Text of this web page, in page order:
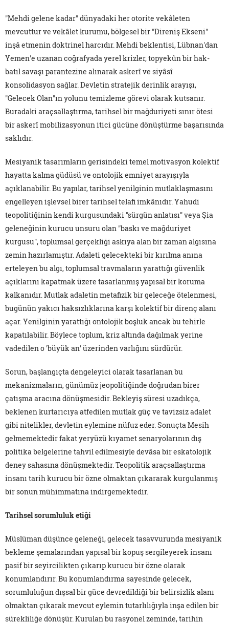
"Mehdi gelene kadar" dünyadaki her otorite vekâleten
mevcuttur ve vekâlet kurumu, bölgesel bir "Direniş Ekseni"
inşâ etmenin doktrinel harcıdır. Mehdi beklentisi, Lübnan'dan
Yemen'e uzanan coğrafyada yerel krizler, topyekûn bir hak-
batıl savaşı parantezine alınarak askerî ve siyâsî
konsolidasyon sağlar. Devletin stratejik derinlik arayışı,
"Gelecek Olan"ın yolunu temizleme görevi olarak kutsanır.
Buradaki araçsallaştırma, tarihsel bir mağduriyeti sınır ötesi
bir askerî mobilizasyonun itici gücüne dönüştürme başarısında
saklıdır.
Mesiyanik tasarımların gerisindeki temel motivasyon kolektif
hayatta kalma güdüsü ve ontolojik emniyet arayışıyla
açıklanabilir. Bu yapılar, tarihsel yenilginin mutlaklaşmasını
engelleyen işlevsel birer tarihsel telafi imkânıdır. Yahudi
teopolitiğinin kendi kurgusundaki "sürgün anlatısı" veya Şia
geleneğinin kurucu unsuru olan "baskı ve mağduriyet
kurgusu", toplumsal gerçekliği askıya alan bir zaman algısına
zemin hazırlamıştır. Adaleti gelecekteki bir kırılma anına
erteleyen bu algı, toplumsal travmaların yarattığı güvenlik
açıklarını kapatmak üzere tasarlanmış yapısal bir koruma
kalkanıdır. Mutlak adaletin metafizik bir geleceğe ötelenmesi,
bugünün yakıcı haksızlıklarına karşı kolektif bir direnç alanı
açar. Yenilginin yarattığı ontolojik boşluk ancak bu tehirle
kapatılabilir. Böylece toplum, kriz altında dağılmak yerine
vadedilen o 'büyük an' üzerinden varlığını sürdürür.
Sorun, başlangıçta dengeleyici olarak tasarlanan bu
mekanizmaların, günümüz jeopolitiğinde doğrudan birer
çatışma aracına dönüşmesidir. Bekleyiş süresi uzadıkça,
beklenen kurtarıcıya atfedilen mutlak güç ve tavizsiz adalet
gibi nitelikler, devletin eylemine nüfuz eder. Sonuçta Mesih
gelmemektedir fakat yeryüzü kıyamet senaryolarının dış
politika belgelerine tahvil edilmesiyle devâsa bir eskatolojik
deney sahasına dönüşmektedir. Teopolitik araçsallaştırma
insanı tarih kurucu bir özne olmaktan çıkararak kurgulanmış
bir sonun mühimmatına indirgemektedir.
Tarihsel sorumluluk etiği
Müslüman düşünce geleneği, gelecek tasavvurunda mesiyanik
bekleme şemalarından yapısal bir kopuş sergileyerek insanı
pasif bir seyircilikten çıkarıp kurucu bir özne olarak
konumlandırır. Bu konumlandırma sayesinde gelecek,
sorumluluğun dışsal bir güce devredildiği bir belirsizlik alanı
olmaktan çıkarak mevcut eylemin tutarlılığıyla inşa edilen bir
sürekliliğe dönüşür. Kurulan bu rasyonel zeminde, tarihin